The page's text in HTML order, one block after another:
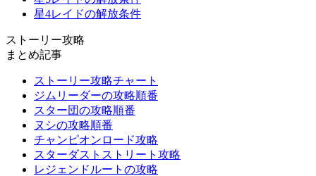
星4レイドの解放条件
ストーリー攻略
まとめ記事
ストーリー攻略チャート
ジムリーダーの攻略順番
スター団の攻略順番
ヌシの攻略順番
チャンピオンロード攻略
スターダストストリート攻略
レジェンドルートの攻略